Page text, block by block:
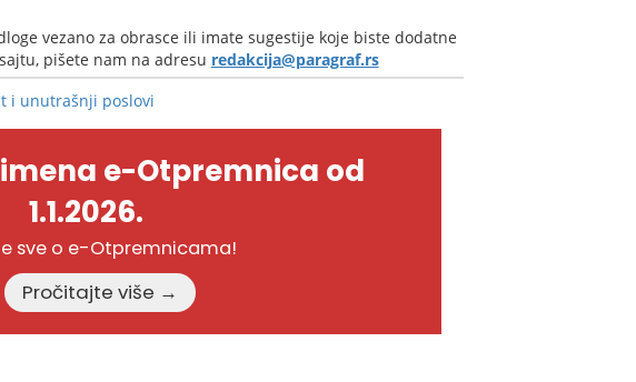
vezano za obrasce ili imate sugestije koje biste dodatne
pišete nam na adresu redakcija@paragraf.rs
i unutrašnji poslovi
e-Otpremnica od
1.1.2026.
sve o e-Otpremnicama!
Pročitajte više →